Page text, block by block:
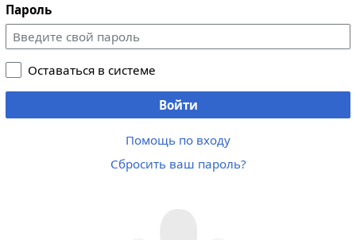
Пароль
Оставаться в системе
Войти
Помощь по входу
Сбросить ваш пароль?